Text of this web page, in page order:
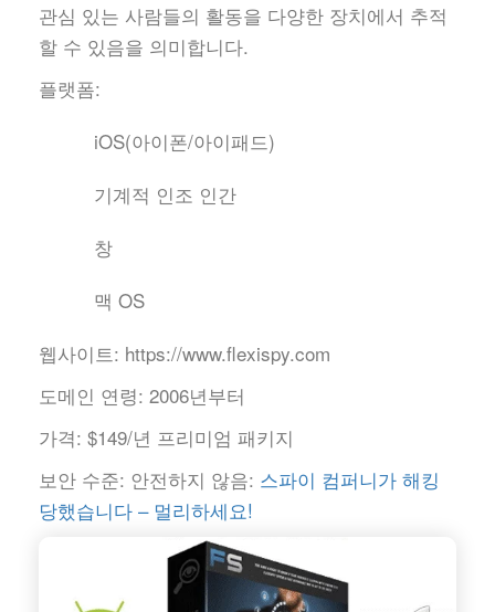
관심 있는 사람들의 활동을 다양한 장치에서 추적
할 수 있음을 의미합니다.
플랫폼:
iOS(아이폰/아이패드)
기계적 인조 인간
창
맥 OS
웹사이트: https://www.flexispy.com
도메인 연령: 2006년부터
가격: $149/년 프리미엄 패키지
보안 수준: 안전하지 않음: 스파이 컴퍼니가 해킹
당했습니다 – 멀리하세요!